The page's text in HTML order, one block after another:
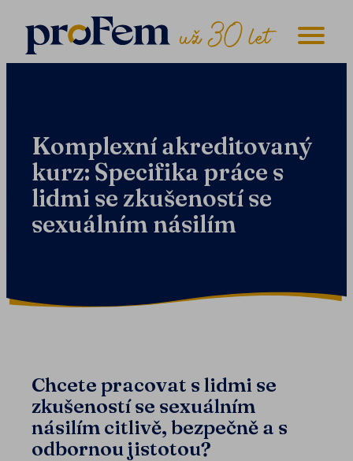
Komplexní akreditovaný
kurz: Specifika práce s
lidmi se zkušeností se
sexuálním násilím
Chcete pracovat s lidmi se
zkušeností se sexuálním
násilím citlivě, bezpečně a s
odbornou jistotou?